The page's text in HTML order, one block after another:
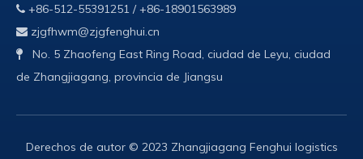
 +86-512-55391251 / +86-18901563989
 zjgfhwm@zjgfenghui.cn

No. 5 Zhaofeng East Ring Road, ciudad de Leyu, ciudad
de Zhangjiagang, provincia de Jiangsu
Derechos de autor © 2023 Zhangjiagang Fenghui logistics